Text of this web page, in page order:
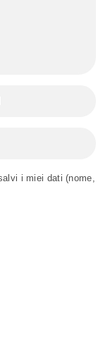
i miei dati (nome,